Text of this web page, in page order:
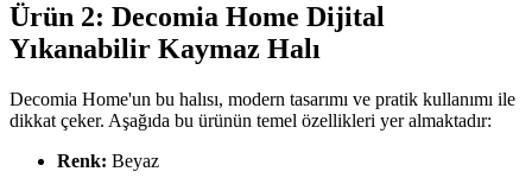
Ürün 2: Decomia Home Dijital
Yıkanabilir Kaymaz Halı
Decomia Home'un bu halısı, modern tasarımı ve pratik kullanımı ile
dikkat çeker. Aşağıda bu ürünün temel özellikleri yer almaktadır:
Renk: Beyaz